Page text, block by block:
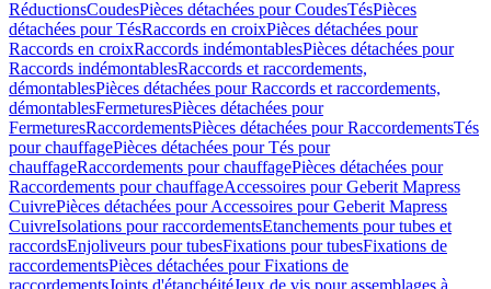
RéductionsCoudesPièces détachées pour CoudesTésPièces
détachées pour TésRaccords en croixPièces détachées pour
Raccords en croixRaccords indémontablesPièces détachées pour
Raccords indémontablesRaccords et raccordements,
démontablesPièces détachées pour Raccords et raccordements,
démontablesFermeturesPièces détachées pour
FermeturesRaccordementsPièces détachées pour RaccordementsTés
pour chauffagePièces détachées pour Tés pour
chauffageRaccordements pour chauffagePièces détachées pour
Raccordements pour chauffageAccessoires pour Geberit Mapress
CuivrePièces détachées pour Accessoires pour Geberit Mapress
CuivreIsolations pour raccordementsEtanchements pour tubes et
raccordsEnjoliveurs pour tubesFixations pour tubesFixations de
raccordementsPièces détachées pour Fixations de
raccordementsJoints d'étanchéitéJeux de vis pour assemblages à